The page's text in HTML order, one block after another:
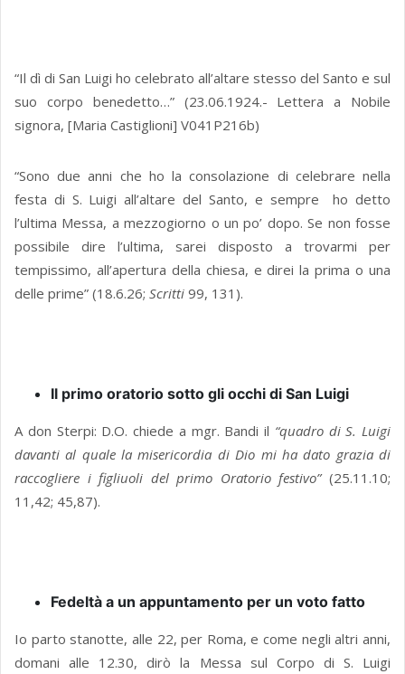
“Il dì di San Luigi ho celebrato all’altare stesso del Santo e sul
suo corpo benedetto…” (23.06.1924.- Lettera a Nobile
signora, [Maria Castiglioni] V041P216b)
“Sono due anni che ho la consolazione di celebrare nella
festa di S. Luigi all’altare del Santo, e sempre ho detto
l’ultima Messa, a mezzogiorno o un po’ dopo. Se non fosse
possibile dire l’ultima, sarei disposto a trovarmi per
tempissimo, all’apertura della chiesa, e direi la prima o una
delle prime” (18.6.26; Scritti 99, 131).
Il primo oratorio sotto gli occhi di San Luigi
A don Sterpi: D.O. chiede a mgr. Bandi il “quadro di S. Luigi
davanti al quale la misericordia di Dio mi ha dato grazia di
raccogliere i figliuoli del primo Oratorio festivo” (25.11.10;
11,42; 45,87).
Fedeltà a un appuntamento per un voto fatto
Io parto stanotte, alle 22, per Roma, e come negli altri anni,
domani alle 12.30, dirò la Messa sul Corpo di S. Luigi